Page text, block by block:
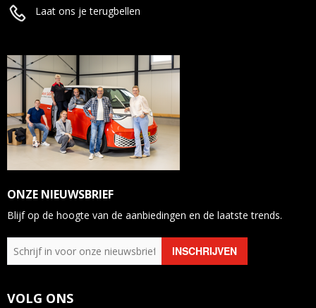
Laat ons je terugbellen
ONZE NIEUWSBRIEF
Blijf op de hoogte van de aanbiedingen en de laatste trends.
VOLG ONS